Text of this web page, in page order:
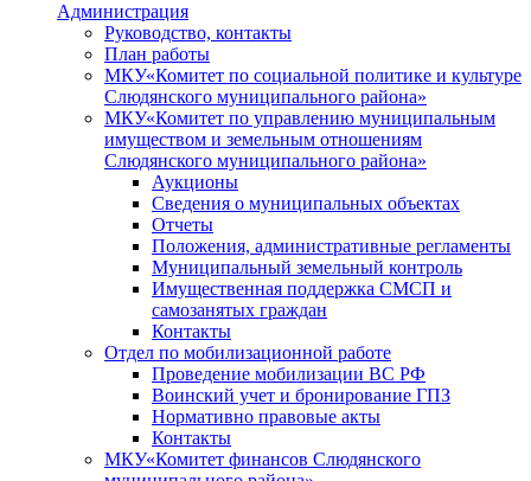
Администрация
Руководство, контакты
План работы
МКУ«Комитет по социальной политике и культуре
Слюдянского муниципального района»
МКУ«Комитет по управлению муниципальным
имуществом и земельным отношениям
Слюдянского муниципального района»
Аукционы
Сведения о муниципальных объектах
Отчеты
Положения, административные регламенты
Муниципальный земельный контроль
Имущественная поддержка СМСП и
самозанятых граждан
Контакты
Отдел по мобилизационной работе
Проведение мобилизации ВС РФ
Воинский учет и бронирование ГПЗ
Нормативно правовые акты
Контакты
МКУ«Комитет финансов Слюдянского